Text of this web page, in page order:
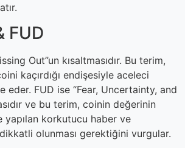
FUD
Out”un kısaltmasıdır. Bu terim,
kaçırdığı endişesiyle aceleci
eder. FUD ise “Fear, Uncertainty, and
ve bu terim, coinin değerinin
yapılan korkutucu haber ve
olunması gerektiğini vurgular.